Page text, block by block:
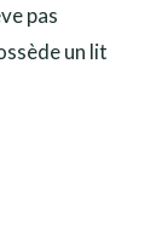
pas
un lit